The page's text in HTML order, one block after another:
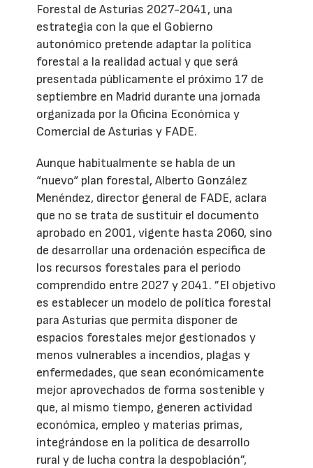
Forestal de Asturias 2027-2041, una
estrategia con la que el Gobierno
autonómico pretende adaptar la política
forestal a la realidad actual y que será
presentada públicamente el próximo 17 de
septiembre en Madrid durante una jornada
organizada por la Oficina Económica y
Comercial de Asturias y FADE.
Aunque habitualmente se habla de un
“nuevo“ plan forestal, Alberto González
Menéndez, director general de FADE, aclara
que no se trata de sustituir el documento
aprobado en 2001, vigente hasta 2060, sino
de desarrollar una ordenación específica de
los recursos forestales para el periodo
comprendido entre 2027 y 2041. ”El objetivo
es establecer un modelo de política forestal
para Asturias que permita disponer de
espacios forestales mejor gestionados y
menos vulnerables a incendios, plagas y
enfermedades, que sean económicamente
mejor aprovechados de forma sostenible y
que, al mismo tiempo, generen actividad
económica, empleo y materias primas,
integrándose en la política de desarrollo
rural y de lucha contra la despoblación”,